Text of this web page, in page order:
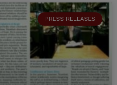
PRESS RELEASES